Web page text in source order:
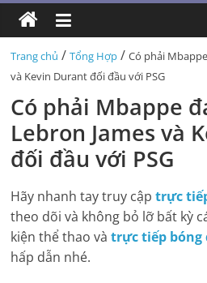
Trang chủ /Tổng Hợp /Có phải
và Kevin Durant đối đầu với PSG
Có phải Mbappe
Lebron James và
đối đầu với PSG
Hãy nhanh tay truy cậptrực
theo dõi và không bỏ lỡ bất kỳ
kiện thể thao vàtrực tiếp bóng
hấp dẫn nhé.